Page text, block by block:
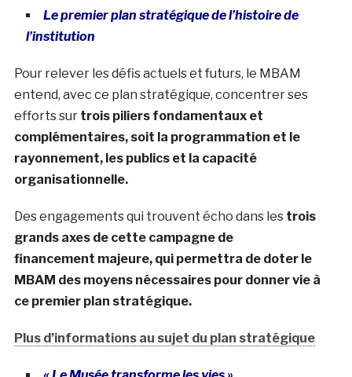
Le premier plan stratégique de l’histoire de
l’institution
Pour relever les défis actuels et futurs, le MBAM
entend, avec ce plan stratégique, concentrer ses
efforts sur trois piliers fondamentaux et
complémentaires, soit la programmation et le
rayonnement, les publics et la capacité
organisationnelle.
Des engagements qui trouvent écho dans les trois
grands axes de cette campagne de
financement majeure, qui permettra de doter le
MBAM des moyens nécessaires pour donner vie à
ce premier plan stratégique.
Plus d’informations au sujet du plan stratégique